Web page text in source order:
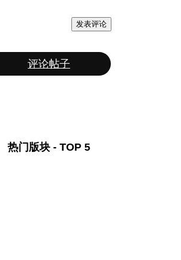
发表评论
评论帖子
热门版块 - TOP 5